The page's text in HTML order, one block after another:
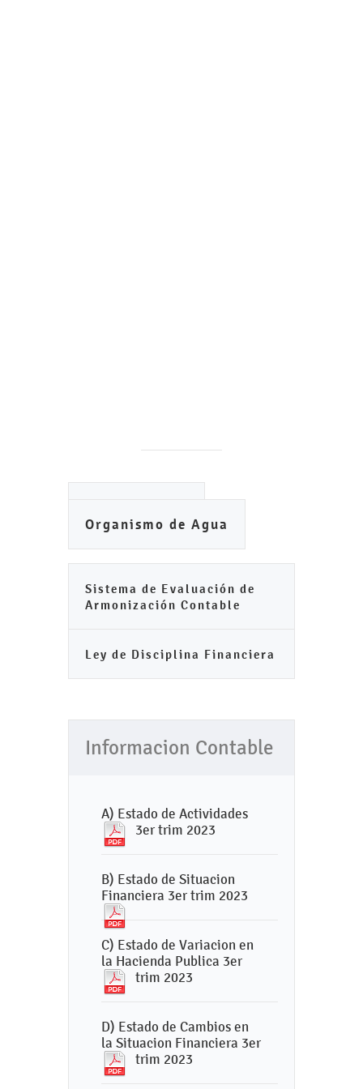
Organismo de Agua
Sistema de Evaluación de
Armonización Contable
Ley de Disciplina Financiera
Informacion Contable
A) Estado de Actividades
3er trim 2023
B) Estado de Situacion
Financiera 3er trim 2023
C) Estado de Variacion en
la Hacienda Publica 3er
trim 2023
D) Estado de Cambios en
la Situacion Financiera 3er
trim 2023